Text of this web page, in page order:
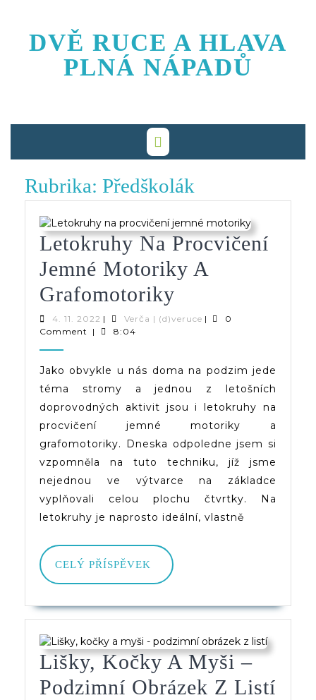
content
DVĚ RUCE A HLAVA
PLNÁ NÁPADŮ
Rubrika: Předškolák
Letokruhy Na Procvičení
Jemné Motoriky A
Grafomotoriky
Na
Jemné
Motoriky
Grafomotoriky
4. 11. 2022 4.
11.
| Verča | (d)veruceVerča
|
0
Comment
| 8:04
Jako obvykle u nás doma na podzim jede
téma stromy a jednou z letošních
doprovodných aktivit jsou i letokruhy na
procvičení jemné motoriky a
grafomotoriky. Dneska odpoledne jsem si
vzpomněla na tuto techniku, jíž jsme
nejednou ve výtvarce na základce
vyplňovali celou plochu čtvrtky. Na
letokruhy je naprosto ideální, vlastně
CELÝ PŘÍSPĚVEK
CELÝ
PŘÍSPĚVEK
Lišky, Kočky A Myši –
Podzimní Obrázek Z Listí